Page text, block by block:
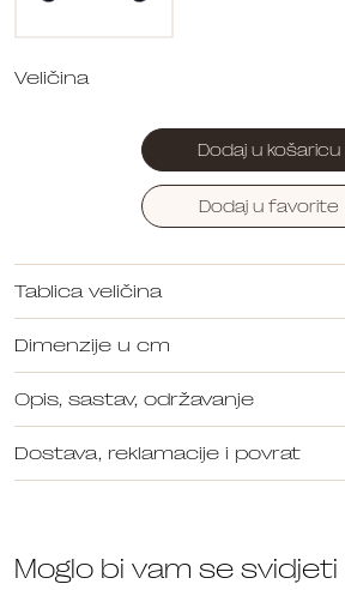
Dodaj u košaricu
Dodaj u favorite
Tablica veličina
Dimenzije u cm
Opis, sastav, održavanje
Dostava, reklamacije i povrat
Moglo bi vam se svidjeti